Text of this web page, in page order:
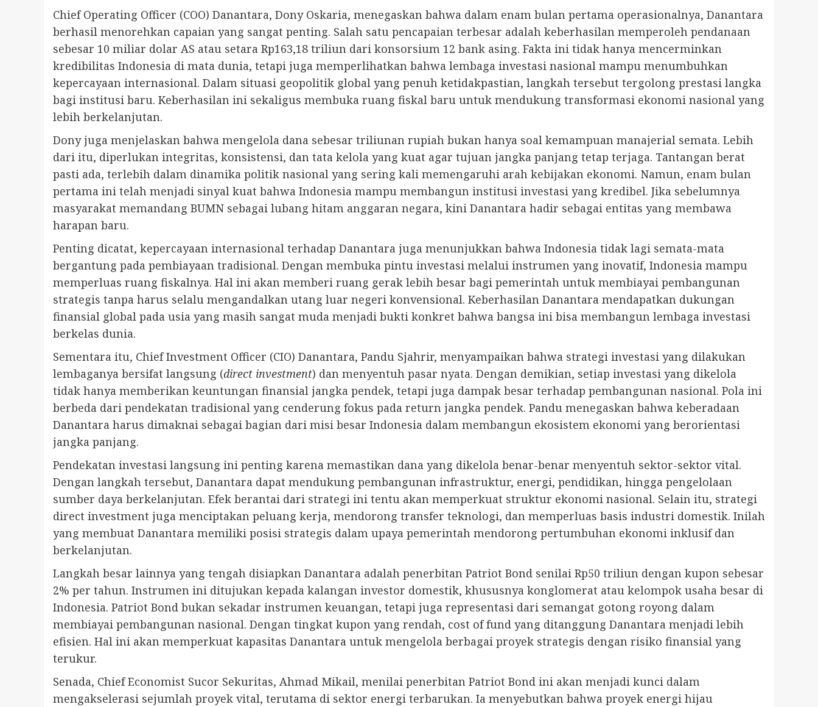
Chief Operating Officer (COO) Danantara, Dony Oskaria, menegaskan bahwa dalam enam bulan pertama operasionalnya, Danantara
berhasil menorehkan capaian yang sangat penting. Salah satu pencapaian terbesar adalah keberhasilan memperoleh pendanaan
sebesar 10 miliar dolar AS atau setara Rp163,18 triliun dari konsorsium 12 bank asing. Fakta ini tidak hanya mencerminkan
kredibilitas Indonesia di mata dunia, tetapi juga memperlihatkan bahwa lembaga investasi nasional mampu menumbuhkan
kepercayaan internasional. Dalam situasi geopolitik global yang penuh ketidakpastian, langkah tersebut tergolong prestasi langka
bagi institusi baru. Keberhasilan ini sekaligus membuka ruang fiskal baru untuk mendukung transformasi ekonomi nasional yang
lebih berkelanjutan.
Dony juga menjelaskan bahwa mengelola dana sebesar triliunan rupiah bukan hanya soal kemampuan manajerial semata. Lebih
dari itu, diperlukan integritas, konsistensi, dan tata kelola yang kuat agar tujuan jangka panjang tetap terjaga. Tantangan berat
pasti ada, terlebih dalam dinamika politik nasional yang sering kali memengaruhi arah kebijakan ekonomi. Namun, enam bulan
pertama ini telah menjadi sinyal kuat bahwa Indonesia mampu membangun institusi investasi yang kredibel. Jika sebelumnya
masyarakat memandang BUMN sebagai lubang hitam anggaran negara, kini Danantara hadir sebagai entitas yang membawa
harapan baru.
Penting dicatat, kepercayaan internasional terhadap Danantara juga menunjukkan bahwa Indonesia tidak lagi semata-mata
bergantung pada pembiayaan tradisional. Dengan membuka pintu investasi melalui instrumen yang inovatif, Indonesia mampu
memperluas ruang fiskalnya. Hal ini akan memberi ruang gerak lebih besar bagi pemerintah untuk membiayai pembangunan
strategis tanpa harus selalu mengandalkan utang luar negeri konvensional. Keberhasilan Danantara mendapatkan dukungan
finansial global pada usia yang masih sangat muda menjadi bukti konkret bahwa bangsa ini bisa membangun lembaga investasi
berkelas dunia.
Sementara itu, Chief Investment Officer (CIO) Danantara, Pandu Sjahrir, menyampaikan bahwa strategi investasi yang dilakukan
lembaganya bersifat langsung (direct investment) dan menyentuh pasar nyata. Dengan demikian, setiap investasi yang dikelola
tidak hanya memberikan keuntungan finansial jangka pendek, tetapi juga dampak besar terhadap pembangunan nasional. Pola ini
berbeda dari pendekatan tradisional yang cenderung fokus pada return jangka pendek. Pandu menegaskan bahwa keberadaan
Danantara harus dimaknai sebagai bagian dari misi besar Indonesia dalam membangun ekosistem ekonomi yang berorientasi
jangka panjang.
Pendekatan investasi langsung ini penting karena memastikan dana yang dikelola benar-benar menyentuh sektor-sektor vital.
Dengan langkah tersebut, Danantara dapat mendukung pembangunan infrastruktur, energi, pendidikan, hingga pengelolaan
sumber daya berkelanjutan. Efek berantai dari strategi ini tentu akan memperkuat struktur ekonomi nasional. Selain itu, strategi
direct investment juga menciptakan peluang kerja, mendorong transfer teknologi, dan memperluas basis industri domestik. Inilah
yang membuat Danantara memiliki posisi strategis dalam upaya pemerintah mendorong pertumbuhan ekonomi inklusif dan
berkelanjutan.
Langkah besar lainnya yang tengah disiapkan Danantara adalah penerbitan Patriot Bond senilai Rp50 triliun dengan kupon sebesar
2% per tahun. Instrumen ini ditujukan kepada kalangan investor domestik, khususnya konglomerat atau kelompok usaha besar di
Indonesia. Patriot Bond bukan sekadar instrumen keuangan, tetapi juga representasi dari semangat gotong royong dalam
membiayai pembangunan nasional. Dengan tingkat kupon yang rendah, cost of fund yang ditanggung Danantara menjadi lebih
efisien. Hal ini akan memperkuat kapasitas Danantara untuk mengelola berbagai proyek strategis dengan risiko finansial yang
terukur.
Senada, Chief Economist Sucor Sekuritas, Ahmad Mikail, menilai penerbitan Patriot Bond ini akan menjadi kunci dalam
mengakselerasi sejumlah proyek vital, terutama di sektor energi terbarukan. Ia menyebutkan bahwa proyek energi hijau